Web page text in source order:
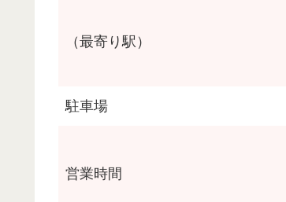
（最寄り駅）
駐車場
営業時間